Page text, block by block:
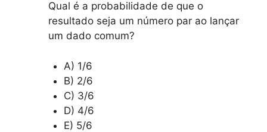
Qual é a probabilidade de que o
resultado seja um número par ao lançar
um dado comum?
A) 1/6
B) 2/6
C) 3/6
D) 4/6
E) 5/6